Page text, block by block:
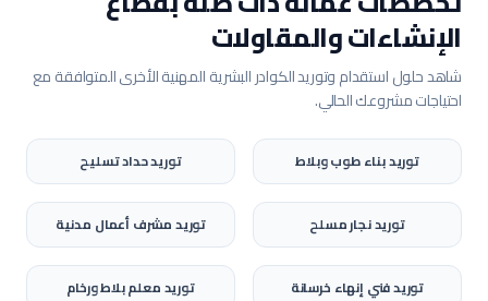
الإنشاءات والمقاولات
شاهد حلول استقدام وتوريد الكوادر البشرية المهنية الأخرى المتوافقة مع
احتياجات مشروعك الحالي.
توريدبناء طوب وبلاط توريدحداد تسليح
توريدنجار مسلح توريدمشرف أعمال مدنية
توريدفني إنهاء خرسانة توريدمعلم بلاط ورخام